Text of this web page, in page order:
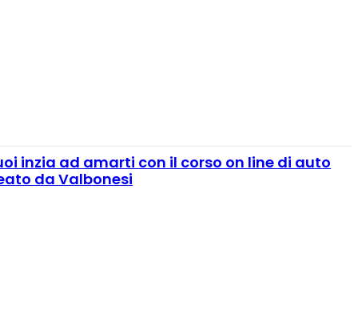
inzia ad amarti con il corso on line di auto
da Valbonesi